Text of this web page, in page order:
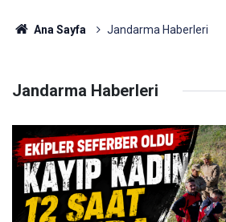
Ana Sayfa Jandarma Haberleri
Jandarma Haberleri